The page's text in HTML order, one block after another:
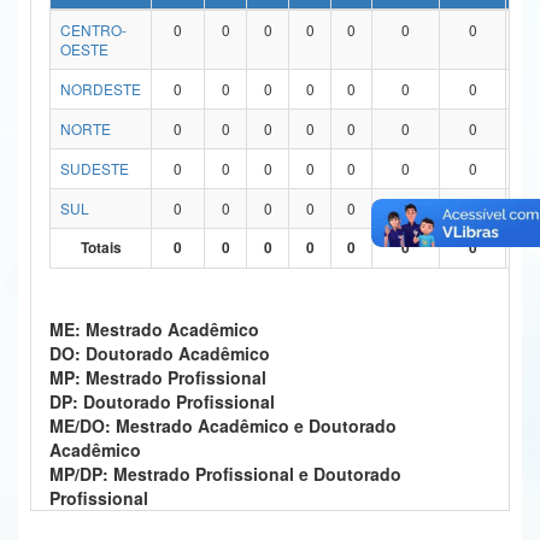
Ministério da Ciência, Tecnologia, Inovações e Comunicações
Ministério do Turismo
Ministério do Desenvolvimento Regional
Ministério da Mulher, da Família e dos Direitos Humanos
Banco Central do Brasil
CENTRO-
OESTE
0 0 0 0 0 0 0
NORDESTE 0 0 0 0 0 0 0
NORTE
0 0 0 0 0 0 0
SUDESTE
0 0 0 0 0 0 0
SUL
0 0 0 0 0 0 0
0
Totais
0 0 0 0 0 0 0 0
ME: Mestrado Acadêmico
DO: Doutorado Acadêmico
MP: Mestrado Profissional
DP: Doutorado Profissional
ME/DO: Mestrado Acadêmico e Doutorado
Acadêmico
MP/DP: Mestrado Profissional e Doutorado
Profissional